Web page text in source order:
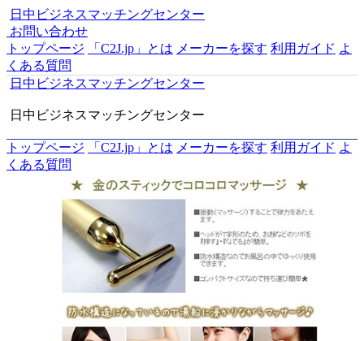
日中ビジネスマッチングセンター
お問い合わせ
トップページ
「C2J.jp」とは メーカーを探す 利用ガイド よ
くある質問
日中ビジネスマッチングセンター
日中ビジネスマッチングセンター
トップページ 「C2J.jp」とは メーカーを探す 利用ガイド よ
くある質問